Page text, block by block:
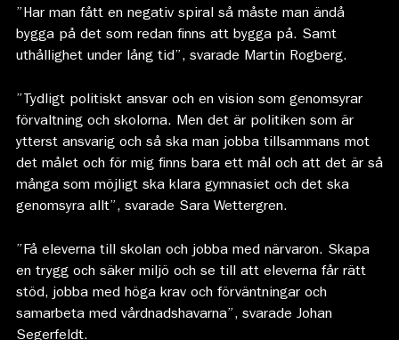
”Har man fått en negativ spiral så måste man ändå
bygga på det som redan finns att bygga på. Samt
uthållighet under lång tid”, svarade Martin Rogberg.
”Tydligt politiskt ansvar och en vision som genomsyrar
förvaltning och skolorna. Men det är politiken som är
ytterst ansvarig och så ska man jobba tillsammans mot
det målet och för mig finns bara ett mål och att det är så
många som möjligt ska klara gymnasiet och det ska
genomsyra allt”, svarade Sara Wettergren.
”Få eleverna till skolan och jobba med närvaron. Skapa
en trygg och säker miljö och se till att eleverna får rätt
stöd, jobba med höga krav och förväntningar och
samarbeta med vårdnadshavarna”, svarade Johan
Segerfeldt.